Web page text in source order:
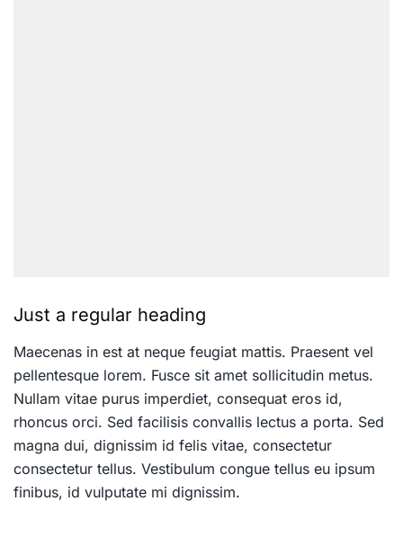
Just a regular heading
Maecenas in est at neque feugiat mattis. Praesent vel
pellentesque lorem. Fusce sit amet sollicitudin metus.
Nullam vitae purus imperdiet, consequat eros id,
rhoncus orci. Sed facilisis convallis lectus a porta. Sed
magna dui, dignissim id felis vitae, consectetur
consectetur tellus. Vestibulum congue tellus eu ipsum
finibus, id vulputate mi dignissim.